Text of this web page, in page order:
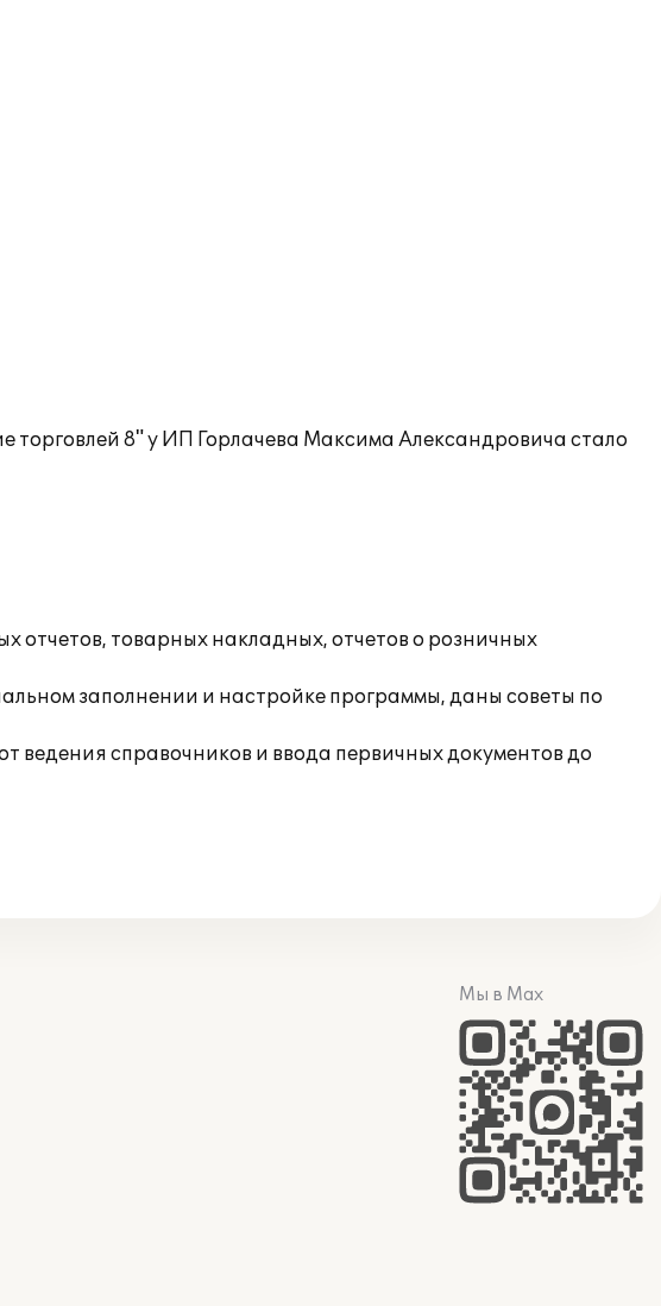
торговлей 8" у ИП Горлачева Максима Александровича стало
отчетов, товарных накладных, отчетов о розничных
заполнении и настройке программы, даны советы по
ведения справочников и ввода первичных документов до
Мы в Max